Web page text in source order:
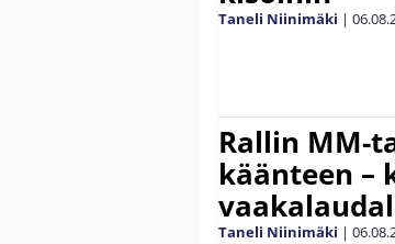
Taneli Niinimäki |
Rallin MM-
käänteen –
Taneli Niinimäki |